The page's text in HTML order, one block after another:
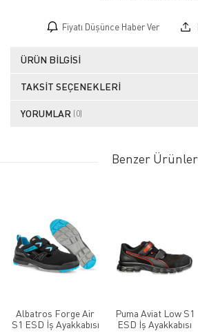
Fiyatı Düşünce Haber Ver
ÜRÜN BILGISI
TAKSIT SEÇENEKLERI
YORUMLAR (0)
Benzer Ürünler
Albatros Forge Air
S1 ESD İş Ayakkabısı
Puma Aviat Low S1
ESD İş Ayakkabısı